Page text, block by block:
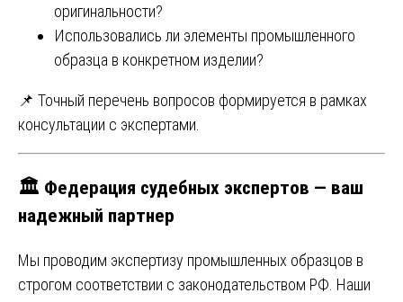
оригинальности?
Использовались ли элементы промышленного
образца в конкретном изделии?
📌 Точный перечень вопросов формируется в рамках
консультации с экспертами.
🏛 Федерация судебных экспертов — ваш
надежный партнер
Мы проводим экспертизу промышленных образцов в
строгом соответствии с законодательством РФ. Наши